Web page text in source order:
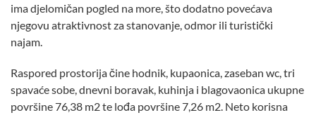
ima djelomičan pogled na more, što dodatno povećava
njegovu atraktivnost za stanovanje, odmor ili turistički
najam.
Raspored prostorija čine hodnik, kupaonica, zaseban wc, tri
spavaće sobe, dnevni boravak, kuhinja i blagovaonica ukupne
površine 76,38 m2 te lođa površine 7,26 m2. Neto korisna